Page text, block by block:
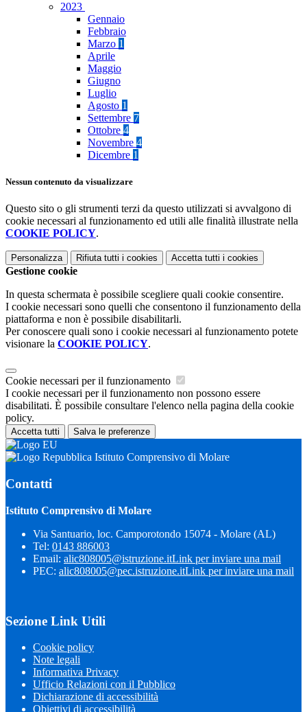
2023
Gennaio
Febbraio
Marzo 1
Aprile
Maggio
Giugno
Luglio
Agosto 1
Settembre 7
Ottobre 4
Novembre 4
Dicembre 1
Nessun contenuto da visualizzare
Questo sito o gli strumenti terzi da questo utilizzati si avvalgono di
cookie necessari al funzionamento ed utili alle finalità illustrate nella
COOKIE POLICY.
Personalizza Rifiuta tutti i cookies Accetta tutti i cookies
Gestione cookie
In questa schermata è possibile scegliere quali cookie consentire.
I cookie necessari sono quelli che consentono il funzionamento della
piattaforma e non è possibile disabilitarli.
Per conoscere quali sono i cookie necessari al funzionamento potete
visionare la COOKIE POLICY.
Cookie necessari per il funzionamento
I cookie necessari per il funzionamento non possono essere
disabilitati. È possibile consultare l'elenco nella pagina della cookie
policy.
Accetta tutti Salva le preferenze
Istituto Comprensivo di Molare
Contatti
Istituto Comprensivo di Molare
Via Santuario, loc. Camporotondo 15074 - Molare (AL)
Tel: 0143 886003
Email: alic808005@istruzione.itLink per inviare una mail
PEC: alic808005@pec.istruzione.itLink per inviare una mail
Sezione Link Utili
Cookie policy
Note legali
Informativa Privacy
Ufficio Relazioni con il Pubblico
Dichiarazione di accessibilità
Obiettivi di accessibilità